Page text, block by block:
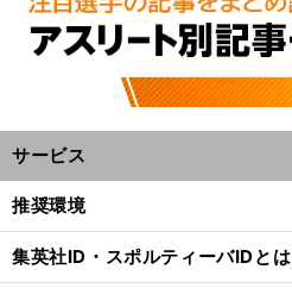
サービス
推奨環境
集英社ID・スポルティーバIDとは